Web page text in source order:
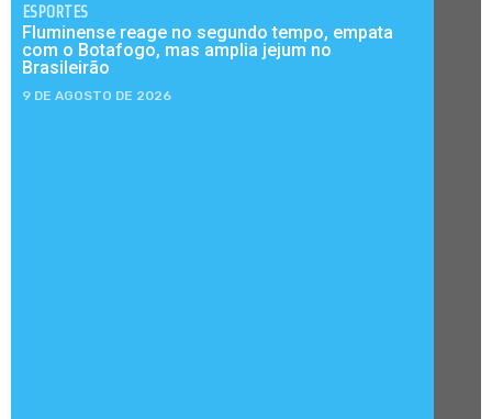
ESPORTES
Fluminense reage no segundo tempo, empata
com o Botafogo, mas amplia jejum no
Brasileirão
9 DE AGOSTO DE 2026